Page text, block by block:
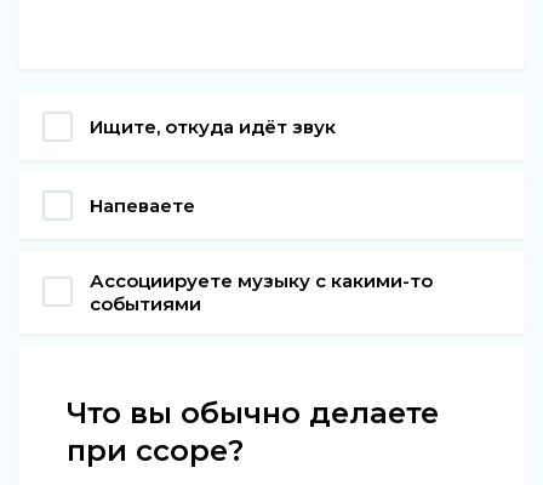
Ищите, откуда идёт звук
Напеваете
Ассоциируете музыку с какими-то
событиями
Что вы обычно делаете
при ссоре?